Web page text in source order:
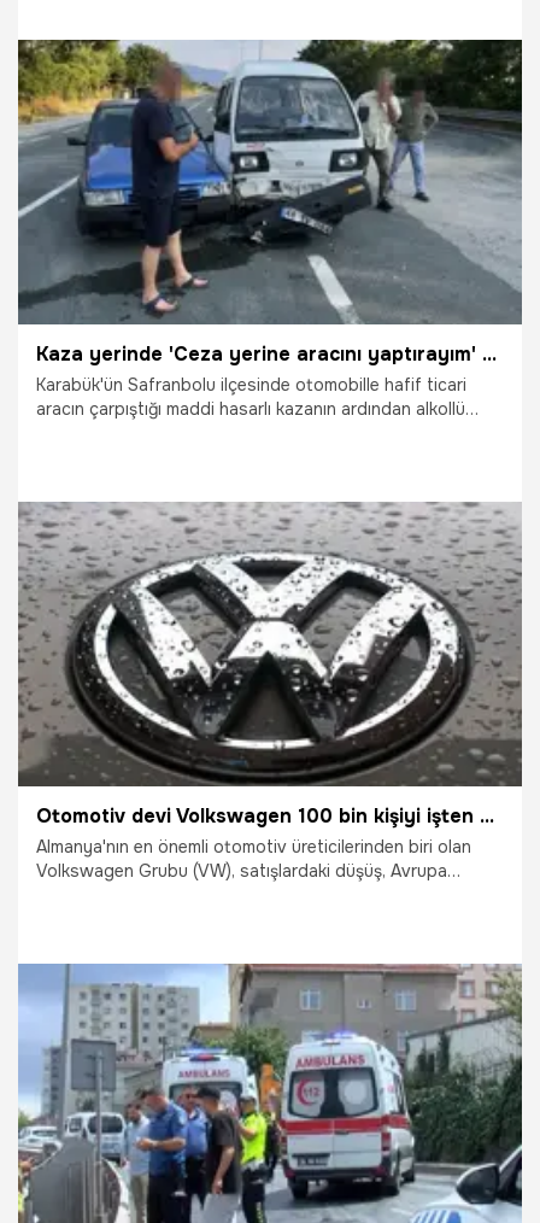
15.07.2026 Gündem
Kaza yerinde 'Ceza yerine aracını yaptırayım' teklifinde bulunan alkollü sürücü polisi görünce kaçtı
Karabük'ün Safranbolu ilçesinde otomobille hafif ticari
aracın çarpıştığı maddi hasarlı kazanın ardından alkollü
için çalışma başlatıldı.
14.07.2026 Gündem
Otomotiv devi Volkswagen 100 bin kişiyi işten çıkarmaya hazırlanıyor
Almanya'nın en önemli otomotiv üreticilerinden biri olan
Volkswagen Grubu (VW), satışlardaki düşüş, Avrupa
14.07.2026 Dünya